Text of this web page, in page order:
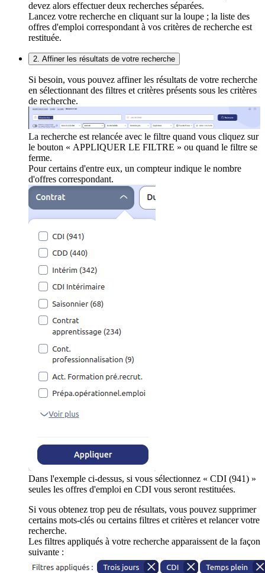
devez alors effectuer deux recherches séparées.
Lancez votre recherche en cliquant sur la loupe ; la liste des
offres d'emploi correspondant à vos critères de recherche est
restituée.
2. Affiner les résultats de votre recherche
Si besoin, vous pouvez affiner les résultats de votre recherche
en sélectionnant des filtres et critères présents sous les critères
de recherche.
La recherche est relancée avec le filtre quand vous cliquez sur
le bouton « APPLIQUER LE FILTRE » ou quand le filtre se
ferme.
Pour certains d'entre eux, un compteur indique le nombre
d'offres correspondant.
Dans l'exemple ci-dessus, si vous sélectionnez « CDI (941) »
seules les offres d'emploi en CDI vous seront restituées.
Si vous obtenez trop peu de résultats, vous pouvez supprimer
certains mots-clés ou certains filtres et critères et relancer votre
recherche.
Les filtres appliqués à votre recherche apparaissent de la façon
suivante :